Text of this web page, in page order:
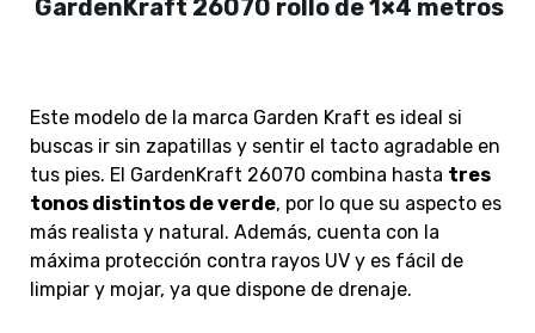
GardenKraft 26070 rollo de 1×4 metros
Este modelo de la marca Garden Kraft es ideal si
buscas ir sin zapatillas y sentir el tacto agradable en
tus pies. El GardenKraft 26070 combina hasta tres
tonos distintos de verde, por lo que su aspecto es
más realista y natural. Además, cuenta con la
máxima protección contra rayos UV y es fácil de
limpiar y mojar, ya que dispone de drenaje.